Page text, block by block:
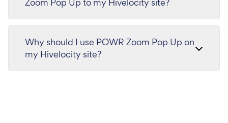
Why should I use POWR Zoom Pop Up on
my Hivelocity site?